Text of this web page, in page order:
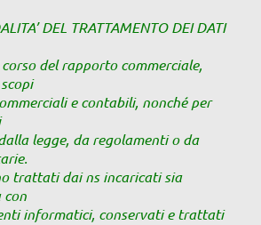
DEL TRATTAMENTO DEI DATI
del rapporto commerciale,
e contabili, nonché per
legge, da regolamentio da
trattati dai ns incaricati sia
con
informatici, conservati e trattati